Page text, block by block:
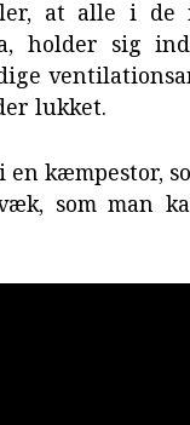
at alle i de
holder sig
lukket.
kæmpestor,
som man